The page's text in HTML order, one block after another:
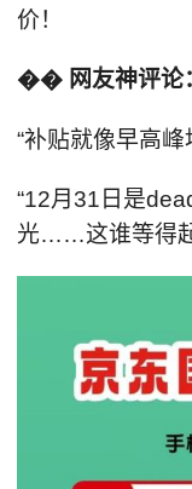
价！
�� 网友神评论：
“补贴就像早高
“12月31日是
光……这谁等得起